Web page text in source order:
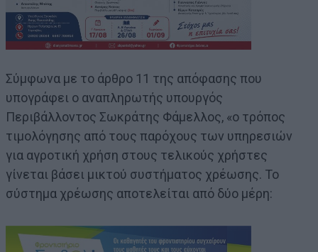
Σύμφωνα με το άρθρο 11 της απόφασης που
υπογράφει ο αναπληρωτής υπουργός
Περιβάλλοντος Σωκράτης Φάμελλος, «ο τρόπος
τιμολόγησης από τους παρόχους των υπηρεσιών
για αγροτική χρήση στους τελικούς χρήστες
γίνεται βάσει μικτού συστήματος χρέωσης. Το
σύστημα χρέωσης αποτελείται από δύο μέρη: